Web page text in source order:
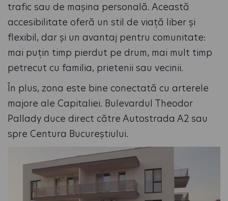
trafic sau de mașina personală. Această
accesibilitate oferă un stil de viață liber și
flexibil, dar și un avantaj pentru comunitate:
mai puțin timp pierdut pe drum, mai mult timp
petrecut cu familia, prietenii sau vecinii.
În plus, zona este bine conectată cu arterele
majore ale Capitaliei. Bulevardul Theodor
Pallady duce direct către Autostrada A2 sau
spre Centura Bucureștiului.